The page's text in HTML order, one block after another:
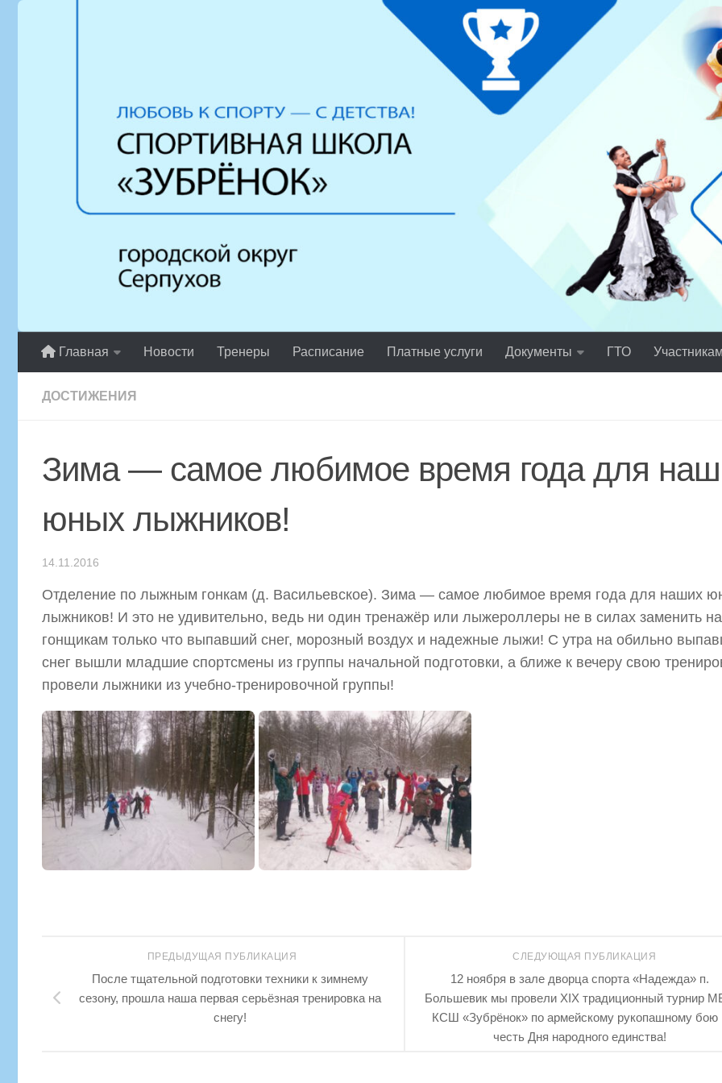
Главная Новости Тренеры Расписание Платные услуги Документы ГТО
ДОСТИЖЕНИЯ
Зима — самое любимое время года для
юных лыжников!
14.11.2016
Отделение по лыжным гонкам (д. Васильевское). Зима — самое любимое время года для наших
лыжников! И это не удивительно, ведь ни один тренажёр или лыжероллеры не в силах заменить
гонщикам только что выпавший снег, морозный воздух и надежные лыжи! С утра на обильно
снег вышли младшие спортсмены из группы начальной подготовки, а ближе к вечеру свою
провели лыжники из учебно-тренировочной группы!
СЛЕДУЮЩАЯ ПУБЛИКАЦИЯ
12 ноября в зале дворца спорта «Надежда» п.
Большевик мы провели XIX традиционный турнир
КСШ «Зубрёнок» по армейскому рукопашному бою
честь Дня народного единства!
ПРЕДЫДУЩАЯ ПУБЛИКАЦИЯ
После тщательной подготовки техники к зимнему
сезону, прошла наша первая серьёзная тренировка на
снегу!